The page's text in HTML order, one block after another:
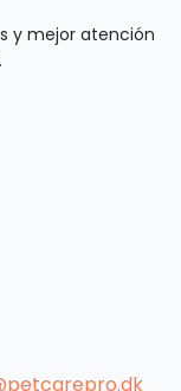
y mejor atención